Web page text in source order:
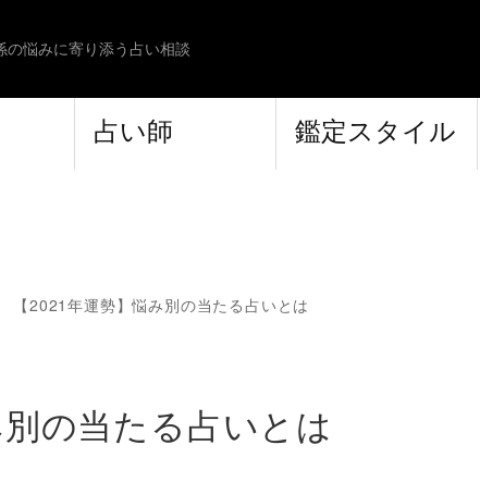
の悩みに寄り添う占い相談
占い師 鑑定スタイル
【2021年運勢】悩み別の当たる占いとは
の当たる占いとは